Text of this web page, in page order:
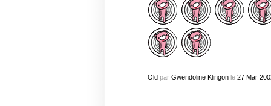
Oldpar Gwendoline Klingonle 27 Mar